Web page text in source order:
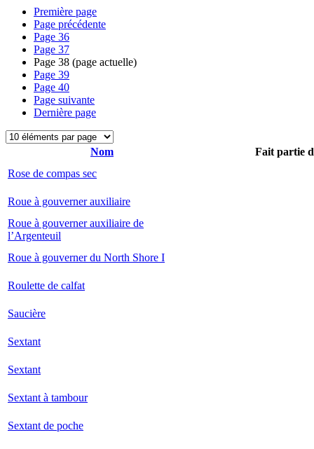
Première page
Page précédente
Page 36
Page 37
Page 38 (page actuelle)
Page 39
Page 40
Page suivante
Dernière page
Nom
Fait partie
Rose de compas sec
Roue à gouverner auxiliaire
Roue à gouverner auxiliaire de
l’Argenteuil
Roue à gouverner du North Shore I
Roulette de calfat
Saucière
Sextant
Sextant
Sextant à tambour
Sextant de poche